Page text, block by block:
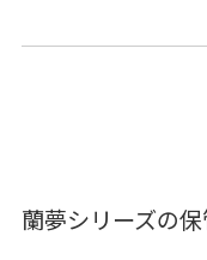
蘭夢シリーズの